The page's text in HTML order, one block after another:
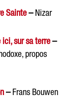
Sainte–Nizar
ici, sur sa terre–
propos
–Frans Bouwen